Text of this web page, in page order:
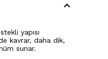
yapısı
kavrar, daha dik,
sunar.